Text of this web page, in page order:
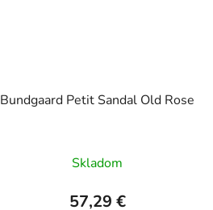
Bundgaard Petit Sandal Old Rose
Skladom
57,29 €